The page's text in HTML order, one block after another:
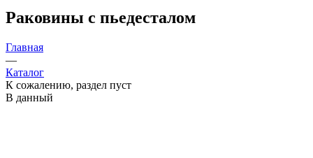
Раковины с пьедесталом
Главная
—
Каталог
К сожалению, раздел пуст
В данный